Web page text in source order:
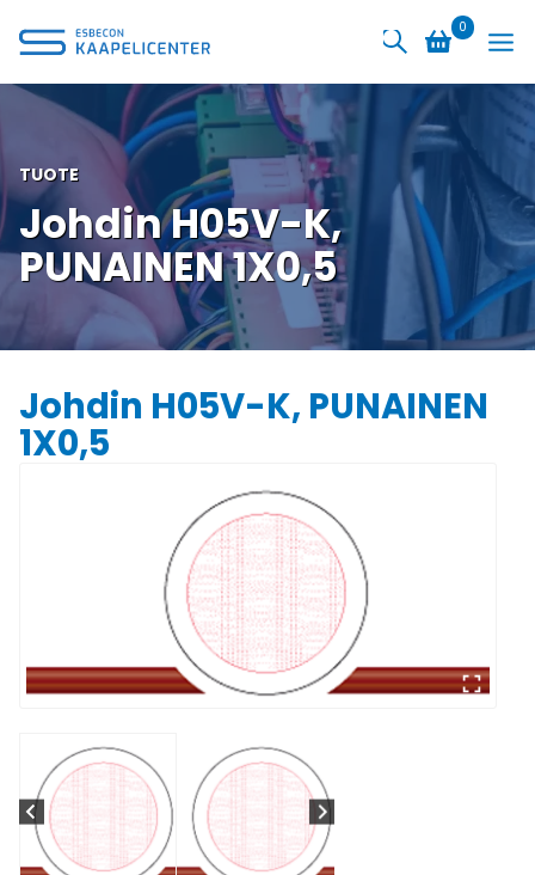
sisältöön
0
TUOTE
Johdin H05V-K,
PUNAINEN 1X0,5
Johdin H05V-K, PUNAINEN
1X0,5